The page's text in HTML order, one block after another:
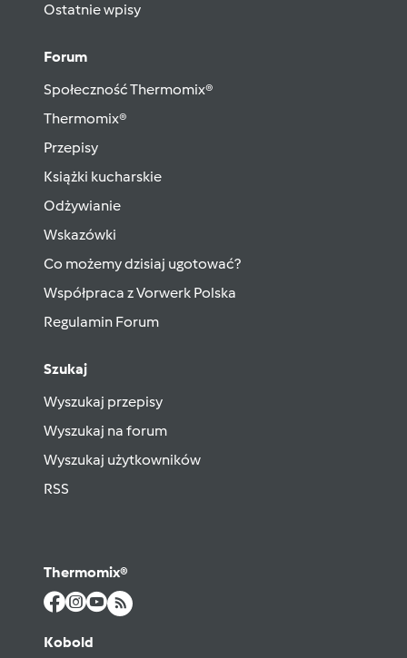
Ostatnie wpisy
Forum
Społeczność Thermomix®
Thermomix®
Przepisy
Książki kucharskie
Odżywianie
Wskazówki
Co możemy dzisiaj ugotować?
Współpraca z Vorwerk Polska
Regulamin Forum
Szukaj
Wyszukaj przepisy
Wyszukaj na forum
Wyszukaj użytkowników
RSS
Thermomix®
Kobold